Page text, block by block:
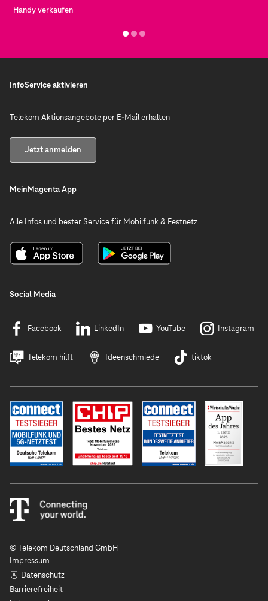
Handy verkaufen
InfoService aktivieren
Telekom Aktionsangebote per E-Mail erhalten
Jetzt anmelden
MeinMagenta App
Alle Infos und bester Service für Mobilfunk & Festnetz
Social Media
Facebook LinkedIn YouTube Instagram
Telekom hilft Ideenschmiede tiktok
© Telekom Deutschland GmbH
Impressum
Datenschutz
Barrierefreiheit